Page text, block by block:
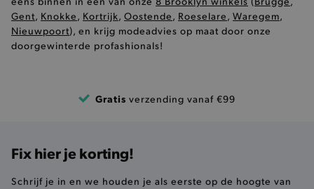
Gent, Knokke , Kortrijk, Oostende , Roeselare , Waregem,
Nieuwpoort), en krijg modeadvies op maat door onze
doorgewinterde profashionals!
Gratis verzending vanaf €99
Fix hier je korting!
Schrijf je in en we houden je als eerste op de hoogte van
__cf_bm
Cloudflare Inc.
.calendly.com